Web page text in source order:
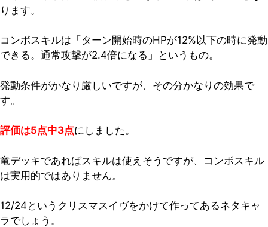
ります。
コンボスキルは「ターン開始時のHPが12%以下の時に発動
できる。通常攻撃が2.4倍になる」というもの。
発動条件がかなり厳しいですが、その分かなりの効果で
す。
評価は5点中3点にしました。
竜デッキであればスキルは使えそうですが、コンボスキル
は実用的ではありません。
12/24というクリスマスイヴをかけて作ってあるネタキャ
ラでしょう。